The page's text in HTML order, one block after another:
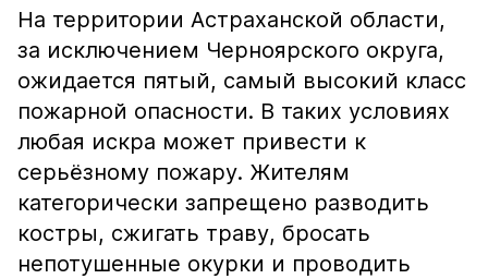
На территории Астраханской области,
за исключением Черноярского округа,
ожидается пятый, самый высокий класс
пожарной опасности. В таких условиях
любая искра может привести к
серьёзному пожару. Жителям
категорически запрещено разводить
костры, сжигать траву, бросать
непотушенные окурки и проводить